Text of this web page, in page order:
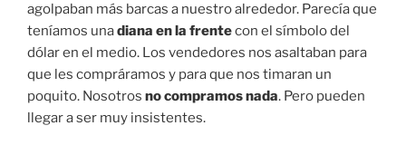
agolpaban más barcas a nuestro alrededor. Parecía que
teníamos unadiana en la frentecon el símbolo del
dólar en el medio. Los vendedores nos asaltaban para
que les compráramos y para que nos timaran un
poquito. Nosotros no compramos nada. Pero pueden
llegar a ser muy insistentes.